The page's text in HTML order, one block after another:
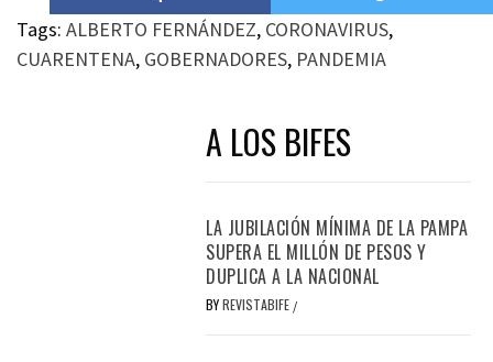
Tags: ALBERTO FERNÁNDEZ, CORONAVIRUS,
CUARENTENA, GOBERNADORES, PANDEMIA
A LOS BIFES
LA JUBILACIÓN MÍNIMA DE LA PAMPA
SUPERA EL MILLÓN DE PESOS Y
DUPLICA A LA NACIONAL
BYREVISTABIFE /